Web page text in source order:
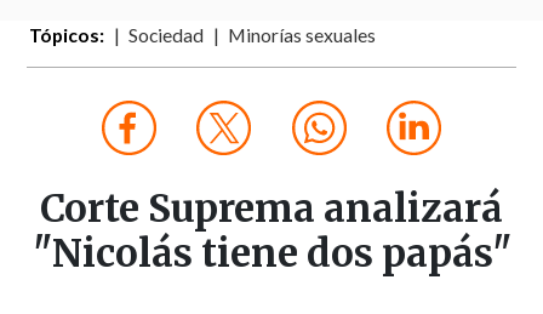
Tópicos: Sociedad Minorías sexuales
Corte Suprema analizará
"Nicolás tiene dos papás"